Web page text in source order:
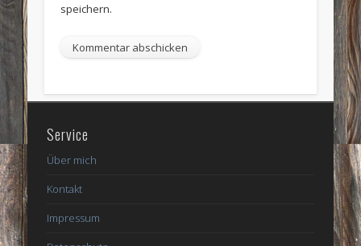
speichern.
Service
Über mich
Kontakt
Impressum